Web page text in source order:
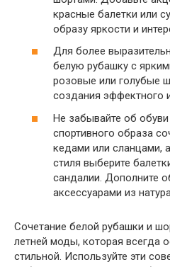
красные балетки или
образу яркости и
Для более
белую рубашку с
розовые или голубые
создания эффектного
Не забывайте об
спортивного образа
кедами или сланцами,
стиля выберите
сандалии. Дополните
аксессуарами из
Сочетание белой рубашки и
летней моды, которая всегда
стильной. Используйте эти